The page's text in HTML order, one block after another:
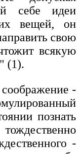
себе идеи
вещей, он
свою
всякую
(1).
соображение -
познать
-